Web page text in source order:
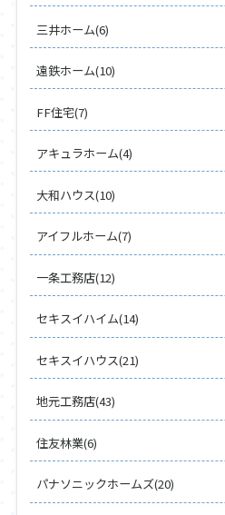
三井ホーム(6)
遠鉄ホーム(10)
FF住宅(7)
アキュラホーム(4)
大和ハウス(10)
アイフルホーム(7)
一条工務店(12)
セキスイハイム(14)
セキスイハウス(21)
地元工務店(43)
住友林業(6)
パナソニックホームズ(20)